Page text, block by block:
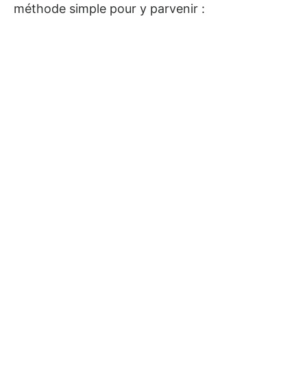
méthode simple pour y parvenir :